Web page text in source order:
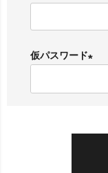
必
)
仮パスワード
必